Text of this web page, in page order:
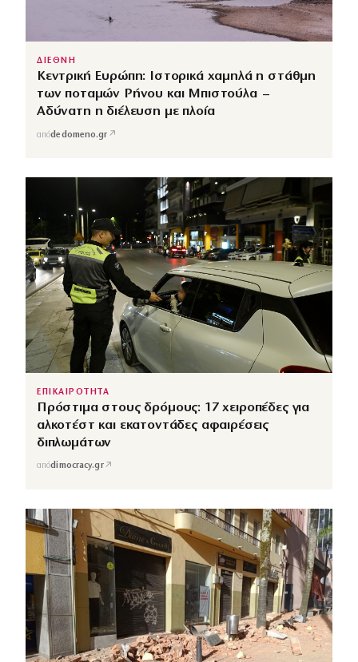
ΔΙΕΘΝΗ
Κεντρική Ευρώπη: Ιστορικά χαμηλά η στάθμη
των ποταμών Ρήνου και Μπιστούλα –
Αδύνατη η διέλευση με πλοία
απόdedomeno.gr ↗
ΕΠΙΚΑΙΡΟΤΗΤΑ
Πρόστιμα στους δρόμους: 17 χειροπέδες για
αλκοτέστ και εκατοντάδες αφαιρέσεις
διπλωμάτων
απόdimocracy.gr↗